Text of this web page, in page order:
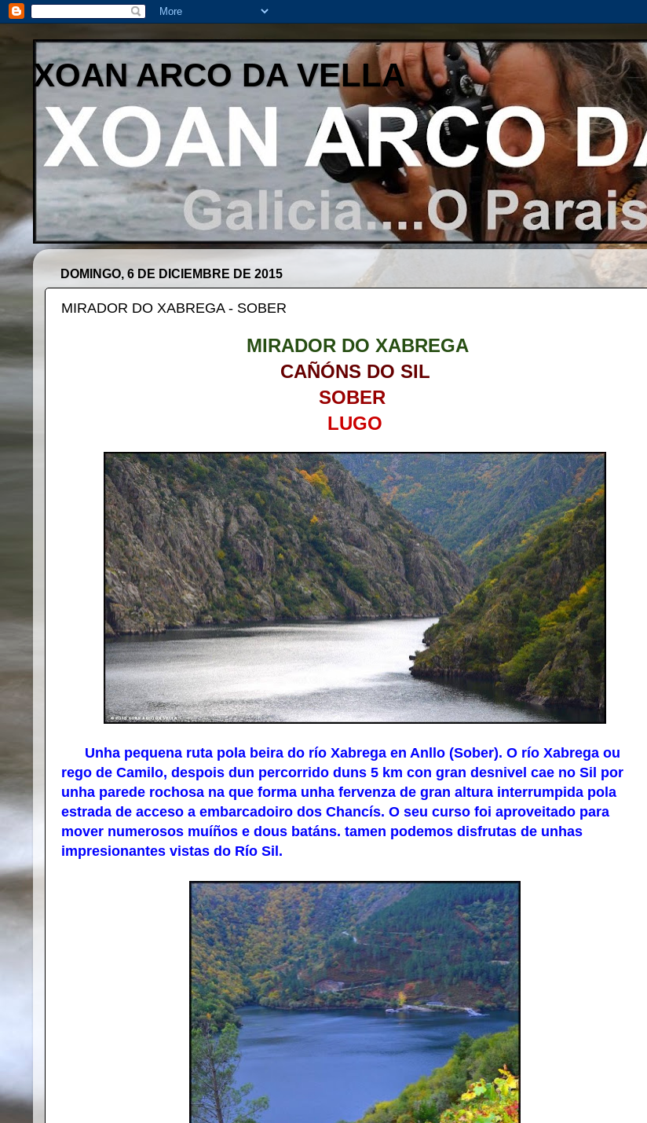
XOAN ARCO DA VELLA
DOMINGO, 6 DE DICIEMBRE DE 2015
MIRADOR DO XABREGA - SOBER
MIRADOR DO XABREGA
CAÑÓNS DO SIL
SOBER
LUGO
Unha pequena ruta pola beira do río Xabrega en Anllo (Sober). O río Xabrega ou
rego de Camilo, despois dun percorrido duns 5 km con gran desnivel cae no Sil por
unha parede rochosa na que forma unha fervenza de gran altura interrumpida pola
estrada de acceso a embarcadoiro dos Chancís. O seu curso foi aproveitado para
mover numerosos muíños e dous batáns. tamen podemos disfrutas de unhas
impresionantes vistas do Río Sil.